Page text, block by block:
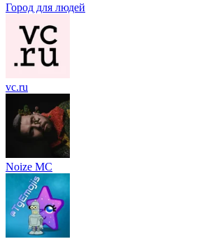
Город для людей
vc.ru
Noize MC